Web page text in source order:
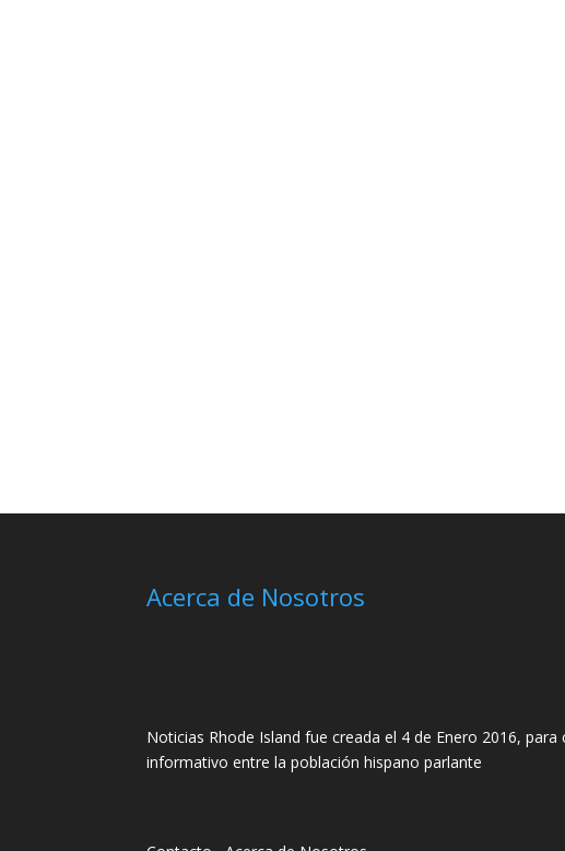
Acerca de Nosotros
Noticias Rhode Island fue creada el 4 de Enero 2016, para
informativo entre la población hispano parlante